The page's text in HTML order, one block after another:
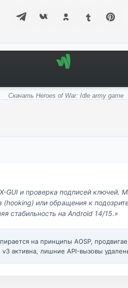
Скачать Heroes of War: Idle army game
GUI и проверка подписей
(hooking) или обращения к
стабильность на Android 14/15.»
на принципы AOSP,
активна, лишние API-вызовы